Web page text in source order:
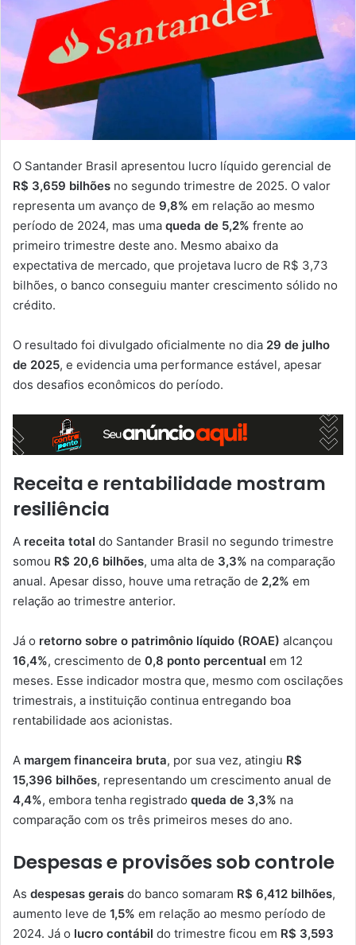
O Santander Brasil apresentou lucro líquido gerencial de
R$ 3,659 bilhões no segundo trimestre de 2025. O valor
representa um avanço de 9,8% em relação ao mesmo
período de 2024, mas uma queda de 5,2% frente ao
primeiro trimestre deste ano. Mesmo abaixo da
expectativa de mercado, que projetava lucro de R$ 3,73
bilhões, o banco conseguiu manter crescimento sólido no
crédito.
O resultado foi divulgado oficialmente no dia 29 de julho
de 2025, e evidencia uma performance estável, apesar
dos desafios econômicos do período.
Receita e rentabilidade mostram
resiliência
A receita total do Santander Brasil no segundo trimestre
somou R$ 20,6 bilhões, uma alta de 3,3% na comparação
anual. Apesar disso, houve uma retração de 2,2% em
relação ao trimestre anterior.
Já o retorno sobre o patrimônio líquido (ROAE) alcançou
16,4%, crescimento de 0,8 ponto percentual em 12
meses. Esse indicador mostra que, mesmo com oscilações
trimestrais, a instituição continua entregando boa
rentabilidade aos acionistas.
A margem financeira bruta, por sua vez, atingiu R$
15,396 bilhões, representando um crescimento anual de
4,4%, embora tenha registrado queda de 3,3% na
comparação com os três primeiros meses do ano.
Despesas e provisões sob controle
As despesas gerais do banco somaram R$ 6,412 bilhões,
aumento leve de 1,5% em relação ao mesmo período de
2024. Já o lucro contábil do trimestre ficou em R$ 3,593